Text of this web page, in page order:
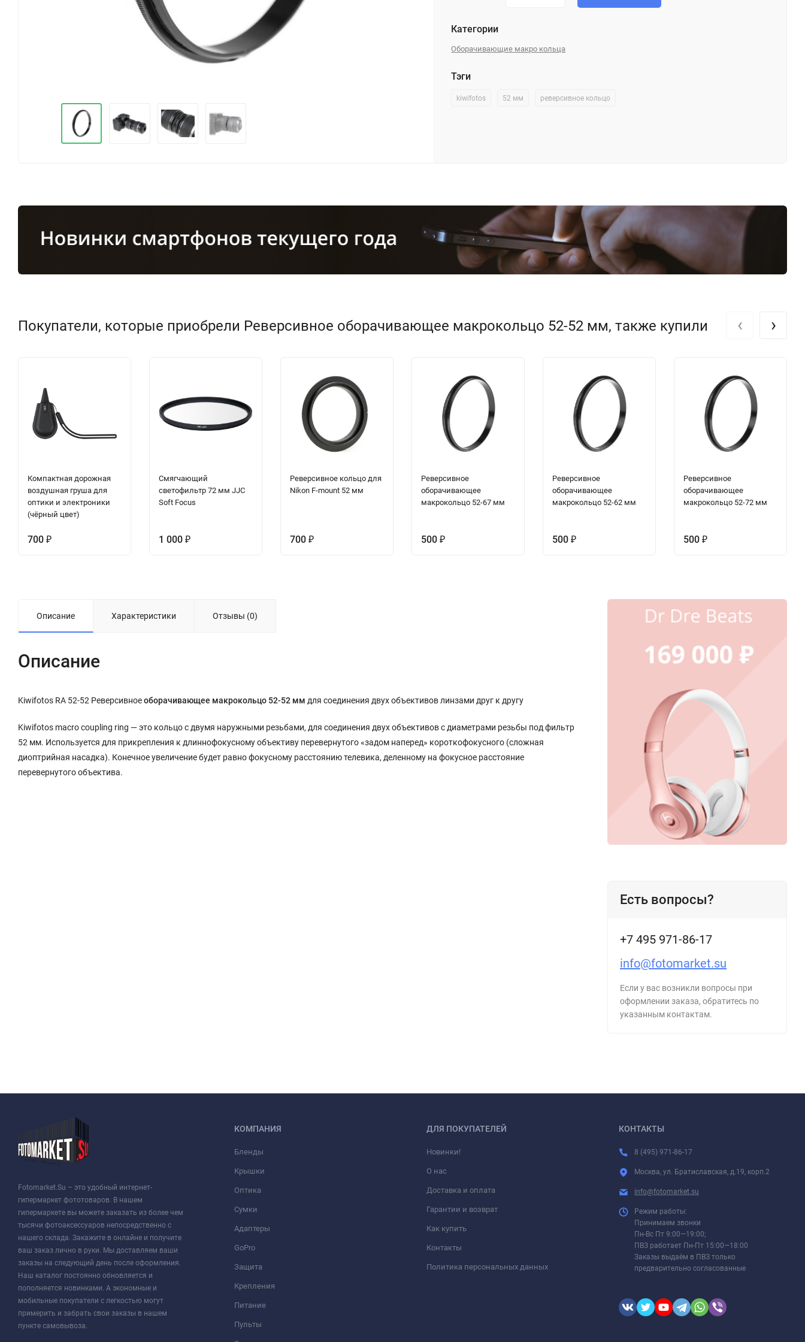
Категории
Оборачивающие макро кольца
Тэги
kiwifotos 52 мм реверсивное кольцо
Покупатели, которые приобрели Реверсивное оборачивающее макрокольцо 52-52 мм, также купили
Компактная дорожная
воздушная груша для
оптики и электроники
(чёрный цвет)
700 ₽
Смягчающий
светофильтр 72 мм JJC
Soft Focus
1 000 ₽
Реверсивное кольцо для
Nikon F-mount 52 мм
700 ₽
Реверсивное
оборачивающее
макрокольцо 52-67 мм
500 ₽
Реверсивное
оборачивающее
макрокольцо 52-62 мм
500 ₽
Реверсивное
оборачивающее
макрокольцо 52-72 мм
500 ₽
‹ ›
Описание Характеристики Отзывы (0)
Описание
Kiwifotos RA 52-52 Реверсивноеоборачивающее макрокольцо 52-52 мм для соединения двух объективов линзами друг к другу
Kiwifotos macro coupling ring — это кольцо с двумя наружными резьбами, для соединения двух объективов с диаметрами резьбы под фильтр
52 мм. Используется для прикрепления к длиннофокусному объективу перевернутого «задом наперед» короткофокусного (сложная
диоптрийная насадка). Конечное увеличение будет равно фокусному расстоянию телевика, деленному на фокусное расстояние
перевернутого объектива.
Есть вопросы?
+7 495 971-86-17
info@fotomarket.su
Если у вас возникли вопросы при
оформлении заказа, обратитесь по
указанным контактам.
Fotomarket.Su – это удобный интернет-
гипермаркет фототоваров. В нашем
гипермаркете вы можете заказать из более чем
тысячи фотоаксессуаров непосредственно с
нашего склада. Закажите в онлайне и получите
ваш заказ лично в руки. Мы доставляем ваши
заказы на следующий день после оформления.
Наш каталог постоянно обновляется и
пополняется новинками. А экономные и
мобильные покупатели с легкостью могут
примерить и забрать свои заказы в нашем
пункте самовывоза.
КОМПАНИЯ
Бленды
Крышки
Оптика
Сумки
Адаптеры
GoPro
Защита
Крепления
Питание
Пульты
ДЛЯ ПОКУПАТЕЛЕЙ
Новинки!
О нас
Доставка и оплата
Гарантии и возврат
Как купить
Контакты
Политика персональных данных
КОНТАКТЫ
8 (495) 971-86-17
Москва, ул. Братиславская, д.19, корп.2
info@fotomarket.su
Режим работы:
Принимаем звонки
Пн-Вс Пт 9:00—19:00;
ПВЗ работает Пн-Пт 15:00—18:00
Заказы выдаём в ПВЗ только
предварительно согласованные